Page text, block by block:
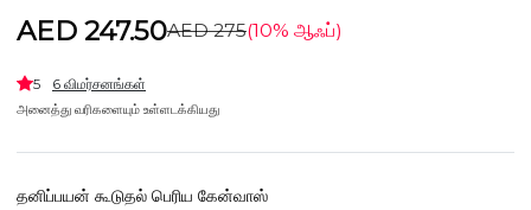
AED 247.50AED 275(10% ஆஃப்)
5 6 விமர்சனங்கள்
அனைத்து வரிகளையும் உள்ளடக்கியது
தனிப்பயன் கூடுதல் பெரிய கேன்வாஸ்